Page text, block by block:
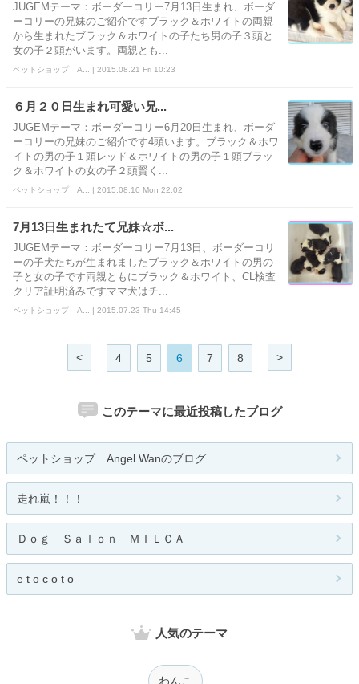
JUGEMテーマ：ボーダーコリー7月13日生まれ、ボーダ
ーコリーの兄妹のご紹介ですブラック＆ホワイトの両親
から生まれたブラック＆ホワイトの子たち男の子３頭と
女の子２頭がいます。両親とも...
ペットショップ A... | 2015.08.21 Fri 10:23
６月２０日生まれ可愛い兄...
JUGEMテーマ：ボーダーコリー6月20日生まれ、ボーダ
ーコリーの兄妹のご紹介です4頭います。ブラック＆ホワ
イトの男の子１頭レッド＆ホワイトの男の子１頭ブラッ
ク＆ホワイトの女の子２頭賢く...
ペットショップ A... | 2015.08.10 Mon 22:02
7月13日生まれたて兄妹☆ボ...
JUGEMテーマ：ボーダーコリー7月13日、ボーダーコリ
ーの子犬たちが生まれましたブラック＆ホワイトの男の
子と女の子です両親ともにブラック＆ホワイト、CL検査
クリア証明済みですママ犬はチ...
ペットショップ A... | 2015.07.23 Thu 14:45
< 4 5 6 7 8 >
このテーマに最近投稿したブログ
ペットショップ Angel Wanのブログ
走れ嵐！！！
Ｄｏｇ Ｓａｌｏｎ ＭＩＬＣＡ
e t o c o t o
人気のテーマ
わんこ